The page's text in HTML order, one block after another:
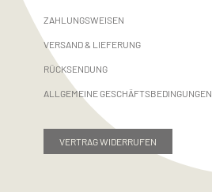
ZAHLUNGSWEISEN
VERSAND & LIEFERUNG
RÜCKSENDUNG
ALLGEMEINE GESCHÄFTSBEDINGUNGEN
VERTRAG WIDERRUFEN